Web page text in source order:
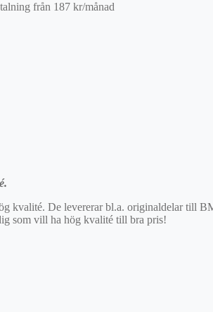
från 187 kr/månad
kvalité. De levererar bl.a. originaldelar till
som vill ha hög kvalité till bra pris!